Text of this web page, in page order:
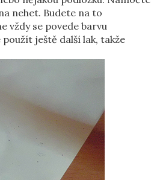
nehet. Budete na to
vždy se povede barvu
ještě další lak, takže